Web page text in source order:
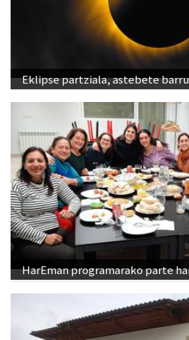
Eklipse partziala, astebete barru
HarEman programarako parte